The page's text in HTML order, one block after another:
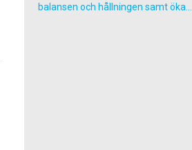
balansen och hållningen samt öka...